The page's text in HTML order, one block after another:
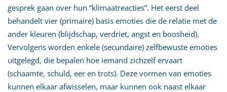
gesprek gaan over hun “klimaatreacties”. Het eerst deel
behandelt vier (primaire) basis emoties die de relatie met de
ander kleuren (blijdschap, verdriet, angst en boosheid).
Vervolgens worden enkele (secundaire) zelfbewuste emoties
uitgelegd, die bepalen hoe iemand zichzelf ervaart
(schaamte, schuld, eer en trots). Deze vormen van emoties
kunnen elkaar afwisselen, maar kunnen ook naast elkaar